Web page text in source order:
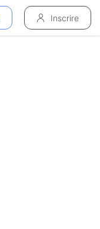
Inscrire